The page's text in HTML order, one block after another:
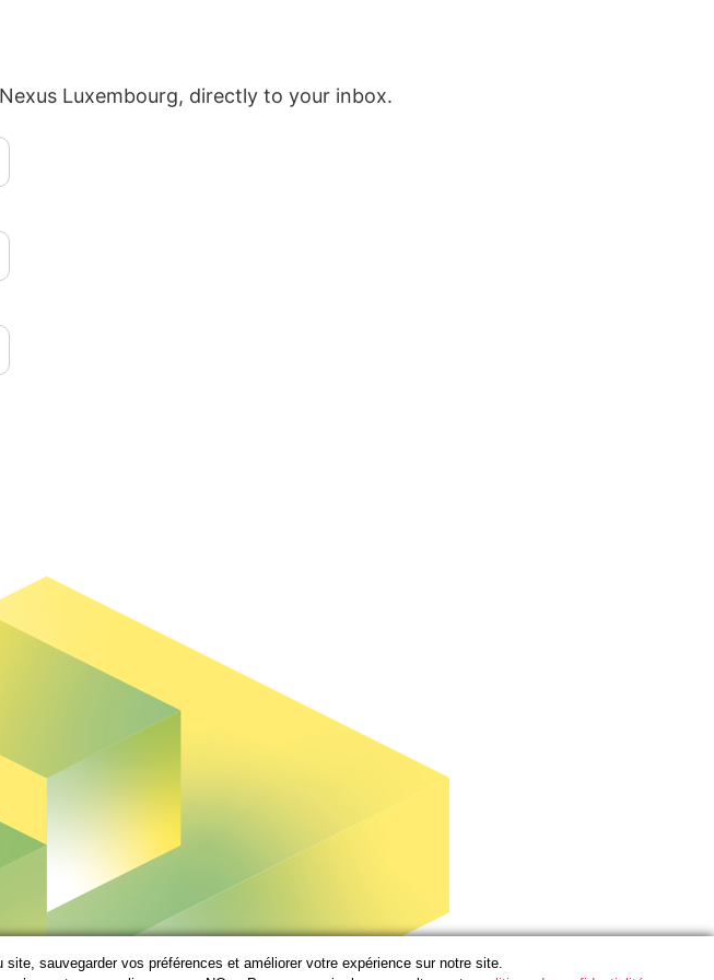
Luxembourg, directly to your inbox.
sauvegarder vos préférences et améliorer votre expérience sur notre site.